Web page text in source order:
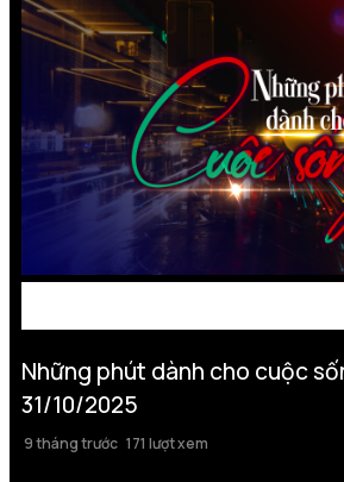
Những phút dành cho cuộc
31/10/2025
9 tháng trước 171 lượt xem